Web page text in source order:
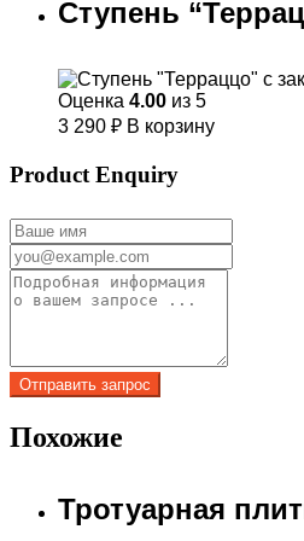
Ступень
Оценка 4.00 из 5
3 290 ₽ В корзину
Product Enquiry
Похожие
Тротуарная